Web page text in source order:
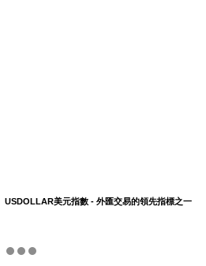
USDOLLAR美元指數 - 外匯交易的領先指標之一